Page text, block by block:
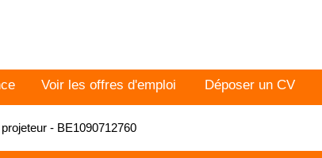
Voir les offres d'emploi Déposer un CV
- BE1090712760